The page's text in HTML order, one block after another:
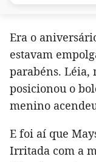
Era o
estavam
parabéns. Léia,
posicionou o
menino
E foi aí que
Irritada com a